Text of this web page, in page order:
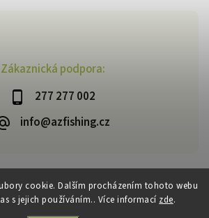
cookie. Dalším procházením tohoto webu
s jejich používáním.. Více informací zde.
Zákaznická podpora:
277 277 002
info@azfishing.cz
AzFishing.cz. Všechna práva vyhrazena.